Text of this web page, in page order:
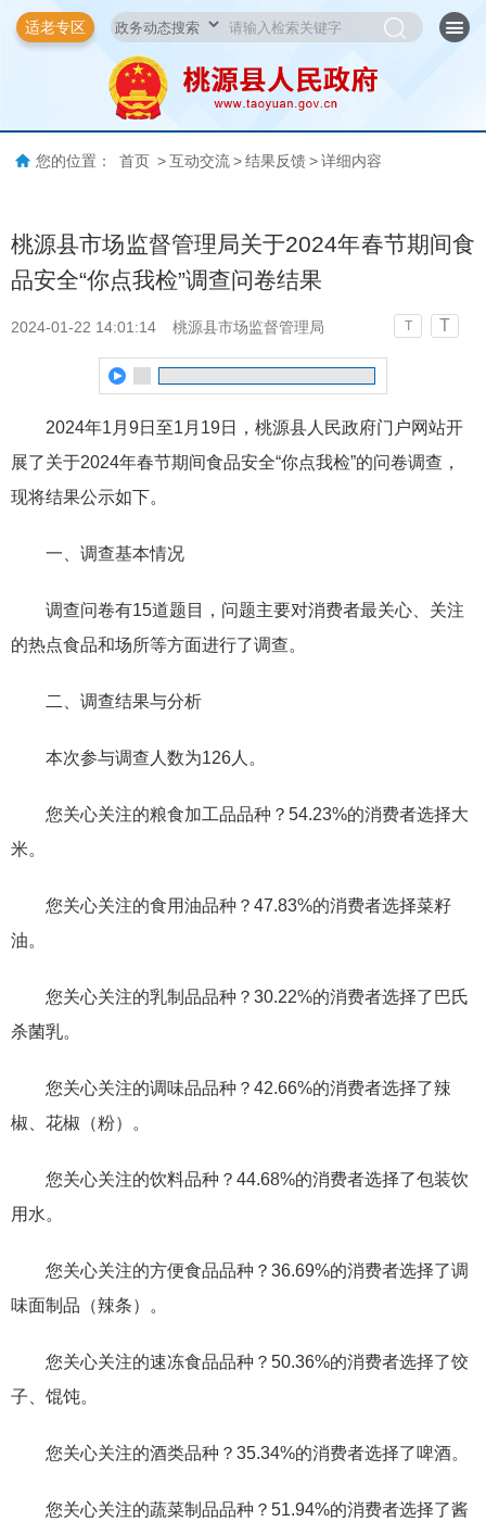
适老专区
您的位置： 首页 > 互动交流 > 结果反馈 > 详细内容
桃源县市场监督管理局关于2024年春节期间食
品安全“你点我检”调查问卷结果
2024-01-22 14:01:14 桃源县市场监督管理局 T T
2024年1月9日至1月19日，桃源县人民政府门户网站开
展了关于2024年春节期间食品安全“你点我检”的问卷调查，
现将结果公示如下。
一、调查基本情况
调查问卷有15道题目，问题主要对消费者最关心、关注
的热点食品和场所等方面进行了调查。
二、调查结果与分析
本次参与调查人数为126人。
您关心关注的粮食加工品品种？54.23%的消费者选择大
米。
您关心关注的食用油品种？47.83%的消费者选择菜籽
油。
您关心关注的乳制品品种？30.22%的消费者选择了巴氏
杀菌乳。
您关心关注的调味品品种？42.66%的消费者选择了辣
椒、花椒（粉）。
您关心关注的饮料品种？44.68%的消费者选择了包装饮
用水。
您关心关注的方便食品品种？36.69%的消费者选择了调
味面制品（辣条）。
您关心关注的速冻食品品种？50.36%的消费者选择了饺
子、馄饨。
您关心关注的酒类品种？35.34%的消费者选择了啤酒。
您关心关注的蔬菜制品品种？51.94%的消费者选择了酱